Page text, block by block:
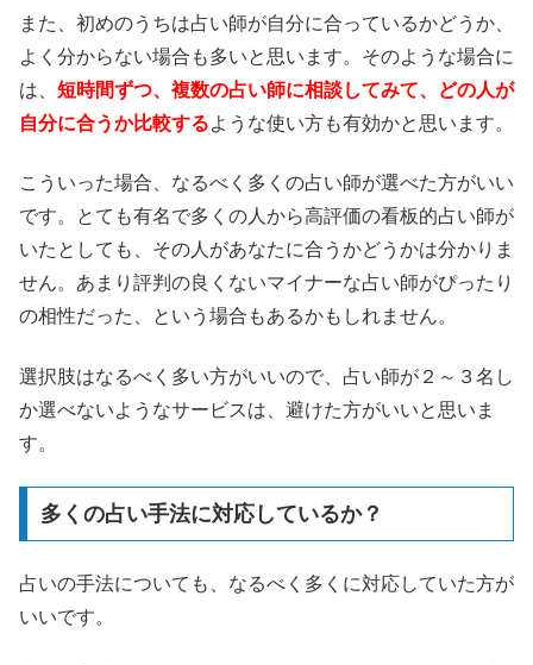
また、初めのうちは占い師が自分に合っているかどうか、
よく分からない場合も多いと思います。そのような場合に
は、 短時間ずつ、複数の占い師に相談してみて、どの人が
自分に合うか比較するような使い方も有効かと思います。
こういった場合、なるべく多くの占い師が選べた方がいい
です。とても有名で多くの人から高評価の看板的占い師が
いたとしても、その人があなたに合うかどうかは分かりま
せん。あまり評判の良くないマイナーな占い師がぴったり
の相性だった、という場合もあるかもしれません。
選択肢はなるべく多い方がいいので、占い師が２～３名し
か選べないようなサービスは、避けた方がいいと思いま
す。
多くの占い手法に対応しているか？
占いの手法についても、なるべく多くに対応していた方が
いいです。